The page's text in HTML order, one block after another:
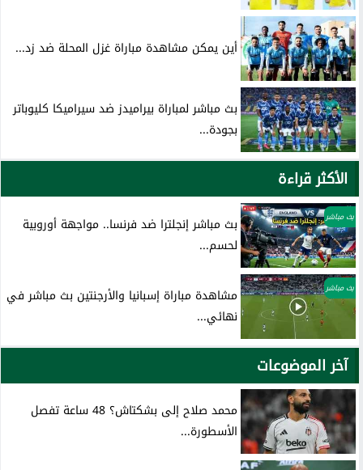
أين يمكن مشاهدة مباراة غزل المحلة ضد زد...
بث مباشر لمباراة بيراميدز ضد سيراميكا كليوباتر
بجودة...
الأكثر قراءة
بث مباشر
بث مباشر إنجلترا ضد فرنسا.. مواجهة أوروبية
لحسم...
بث مباشر
مشاهدة مباراة إسبانيا والأرجنتين بث مباشر في
نهائي...
آخر الموضوعات
محمد صلاح إلى بشكتاش؟ 48 ساعة تفصل
الأسطورة...